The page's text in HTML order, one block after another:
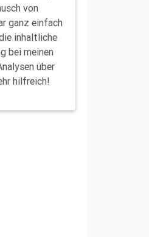
von
ganz einfach
inhaltliche
bei meinen
über
hilfreich!